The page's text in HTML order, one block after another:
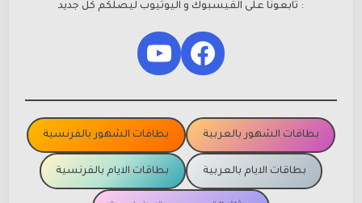
Facebook
YouTube
بطاقات الشهور بالعربية بطاقات الشهور بالفرنسية
بطاقات الايام بالعربية بطاقات الايام بالفرنسية
ميثاق القسم: عربية و فرنسية